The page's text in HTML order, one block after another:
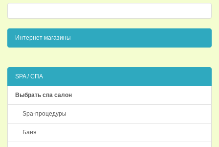
Интернет магазины
SPA / СПА
Выбрать спа салон
Spa-процедуры
Баня